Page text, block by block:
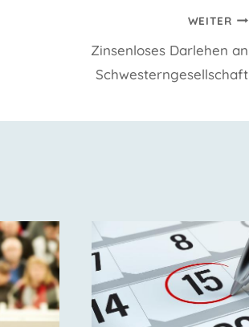
WEITER
Zinsenloses Darlehen an
Schwesterngesellschaft